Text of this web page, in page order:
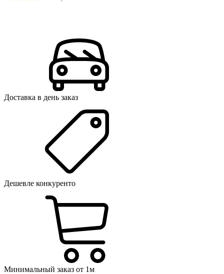
Доставка в день заказ
Дешевле конкуренто
Минимальный заказ от 1м